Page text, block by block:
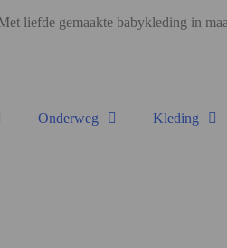
liefde gemaakte babykleding in
Onderweg Kleding